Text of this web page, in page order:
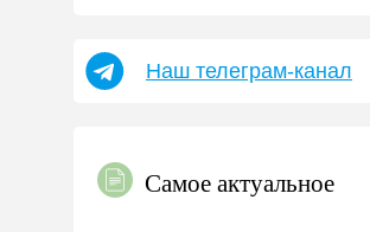
УСН
Земельный налог
Наш телеграм-канал
Самое актуальное